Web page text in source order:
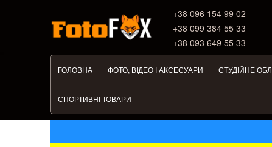
+38 ‎096 154 99 02
+38 099 384 55 33
+38 093 649 55 33
ГОЛОВНА ФОТО, ВІДЕО І АКСЕСУАРИ СТУДІЙНЕ
СПОРТИВНІ ТОВАРИ